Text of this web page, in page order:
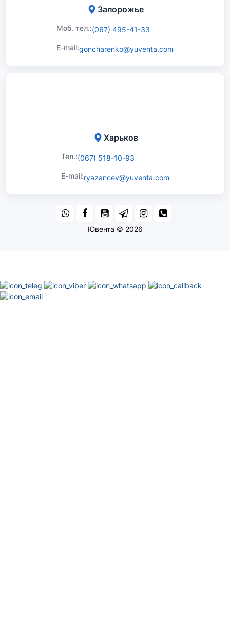
Запорожье
Моб. тел.:(067) 495-41-33
E-mail:goncharenko@yuventa.com
Харьков
Тел.:(067) 518-10-93
E-mail:ryazancev@yuventa.com
Ювента © 2026